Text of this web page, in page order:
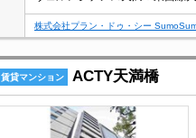
株式会社プラン・ドゥ・シー
賃貸マンション ACTY天満橋